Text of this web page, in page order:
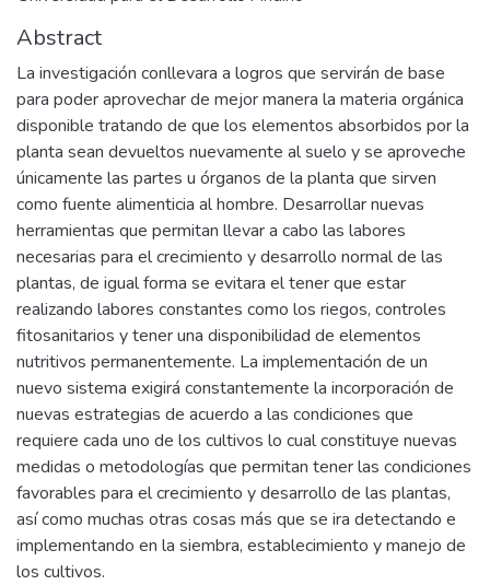
Abstract
La investigación conllevara a logros que servirán de base
para poder aprovechar de mejor manera la materia orgánica
disponible tratando de que los elementos absorbidos por la
planta sean devueltos nuevamente al suelo y se aproveche
únicamente las partes u órganos de la planta que sirven
como fuente alimenticia al hombre. Desarrollar nuevas
herramientas que permitan llevar a cabo las labores
necesarias para el crecimiento y desarrollo normal de las
plantas, de igual forma se evitara el tener que estar
realizando labores constantes como los riegos, controles
fitosanitarios y tener una disponibilidad de elementos
nutritivos permanentemente. La implementación de un
nuevo sistema exigirá constantemente la incorporación de
nuevas estrategias de acuerdo a las condiciones que
requiere cada uno de los cultivos lo cual constituye nuevas
medidas o metodologías que permitan tener las condiciones
favorables para el crecimiento y desarrollo de las plantas,
así como muchas otras cosas más que se ira detectando e
implementando en la siembra, establecimiento y manejo de
los cultivos.